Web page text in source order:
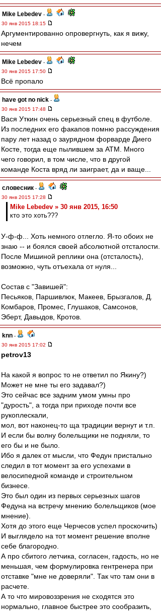
Mike Lebedev -
30 янв 2015 18:15
Аргументированно опровергнуть, как я вижу,
нечем
Mike Lebedev -
30 янв 2015 17:50
Всё пропало
have got no nick -
30 янв 2015 17:48
Вася Уткин очень серьезный спец в футболе.
Из последних его факапов помню рассуждения
пару лет назад о заурядном форварде Диего
Косте, тогда еще пылившем за АТМ. Много
чего говорил, в том числе, что в другой
команде Коста вряд ли заиграет, да и ваще...
словесник -
30 янв 2015 17:28
Mike Lebedev » 30 янв 2015, 16:50
кто это хоть???
У-ф-ф... Хоть немного отлегло. Я-то обоих не
знаю -- и боялся своей абсолютной отсталости.
После Мишиной реплики она (отсталость),
возможно, чуть отъехала от нуля...
Состав с "Завишей":
Песьяков, Паршивлюк, Макеев, Брызгалов, Д.
Комбаров, Промес, Глушаков, Самсонов,
Эберт, Давыдов, Кротов.
knn -
30 янв 2015 17:02
petrov13
На какой я вопрос то не ответил по Якину?)
Может не мне ты его задавал?)
Это сейчас все задним умом умны про
"дурость", а тогда при приходе почти все
рукоплескали,
мол, вот наконец-то ща традиции вернут и т.п.
И если бы волну болельщики не подняли, то
его бы и не было.
Ибо я далек от мысли, что Федун пристально
следил в тот момент за его успехами в
велосипедной команде и строительном
бизнесе.
Это был один из первых серьезных шагов
Федуна на встречу мнению болельщиков (мое
мнение).
Хотя до этого еще Черчесов успел проскочить)
И выглядело на тот момент решение вполне
себе благородно.
А про сбитого летчика, согласен, гадость, но не
меньшая, чем формулировка гентренера при
отставке "мне не доверяли". Так что там они в
расчете.
А то что мировоззрения не сходятся это
нормально, главное быстрее это сообразить,